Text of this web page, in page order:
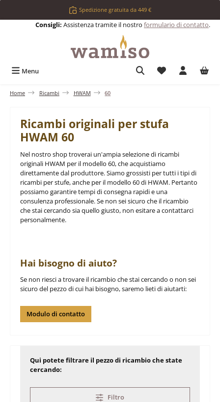
Passa al contenuto principaleSpedizione gratuita da 449 €
Consigli: Assistenza tramite il nostro formulario di contatto.
Menu Hai 0 articoli
Home Ricambi HWAM 60
Ricambi originali per stufa
HWAM 60
Nel nostro shop troverai un'ampia selezione di ricambi
originali HWAM per il modello 60, che acquistiamo
direttamente dal produttore. Siamo grossisti per tutti i tipi di
ricambi per stufe, anche per il modello 60 di HWAM. Pertanto
possiamo garantire tempi di consegna rapidi e una
consulenza professionale. Se non sei sicuro che il ricambio
che stai cercando sia quello giusto, non esitare a contattarci
personalmente.
Hai bisogno di aiuto?
Se non riesci a trovare il ricambio che stai cercando o non sei
sicuro del pezzo di cui hai bisogno, saremo lieti di aiutarti:
Modulo di contatto
Qui potete filtrare il pezzo di ricambio che state
cercando:
Filtro